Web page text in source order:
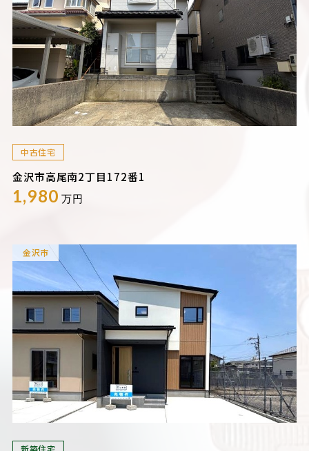
中古住宅
金沢市高尾南2丁目172番1
1,980 万円
金沢市
新築住宅